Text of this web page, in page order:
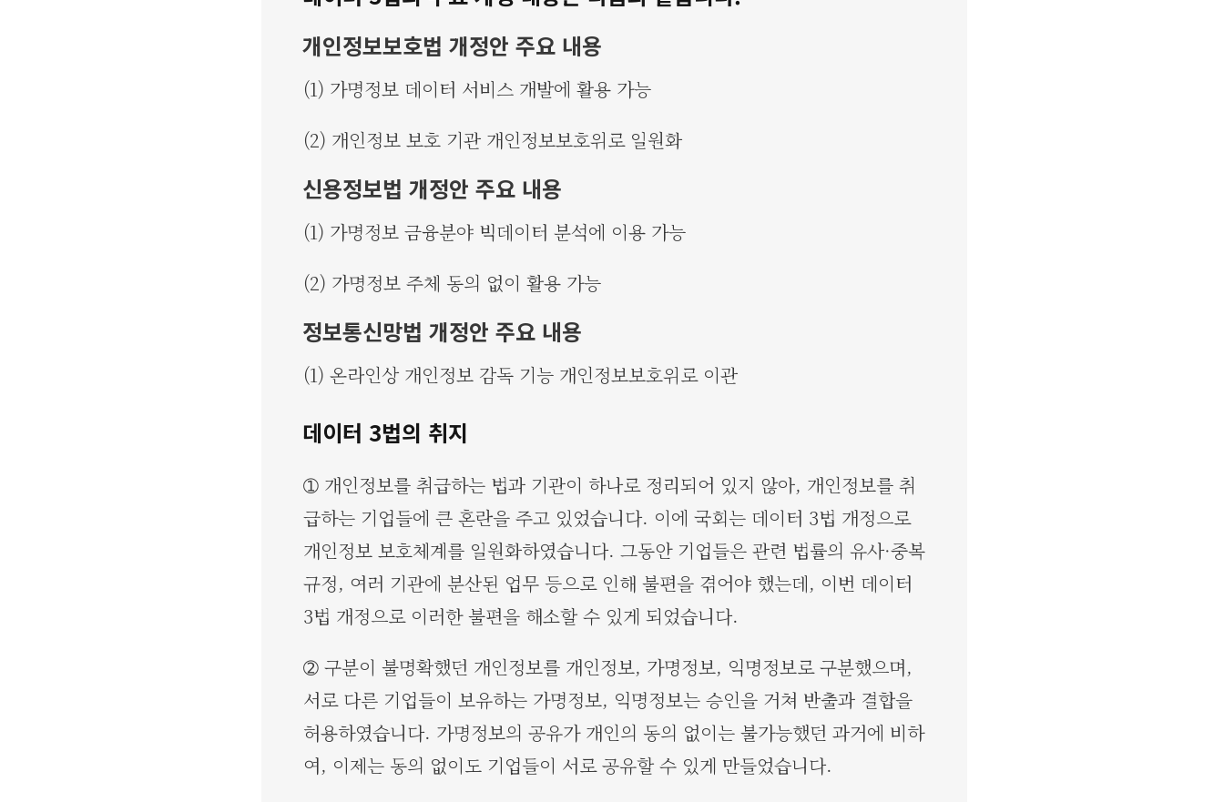
개인정보보호법 개정안 주요 내용
(1) 가명정보 데이터 서비스 개발에 활용 가능
(2) 개인정보 보호 기관 개인정보보호위로 일원화
신용정보법 개정안 주요 내용
(1) 가명정보 금융분야 빅데이터 분석에 이용 가능
(2) 가명정보 주체 동의 없이 활용 가능
정보통신망법 개정안 주요 내용
(1) 온라인상 개인정보 감독 기능 개인정보보호위로 이관
데이터 3법의 취지
➀ 개인정보를 취급하는 법과 기관이 하나로 정리되어 있지 않아, 개인정보를 취
급하는 기업들에 큰 혼란을 주고 있었습니다. 이에 국회는 데이터 3법 개정으로
개인정보 보호체계를 일원화하였습니다. 그동안 기업들은 관련 법률의 유사·중복
규정, 여러 기관에 분산된 업무 등으로 인해 불편을 겪어야 했는데, 이번 데이터
3법 개정으로 이러한 불편을 해소할 수 있게 되었습니다.
➁ 구분이 불명확했던 개인정보를 개인정보, 가명정보, 익명정보로 구분했으며,
서로 다른 기업들이 보유하는 가명정보, 익명정보는 승인을 거쳐 반출과 결합을
허용하였습니다. 가명정보의 공유가 개인의 동의 없이는 불가능했던 과거에 비하
여, 이제는 동의 없이도 기업들이 서로 공유할 수 있게 만들었습니다.